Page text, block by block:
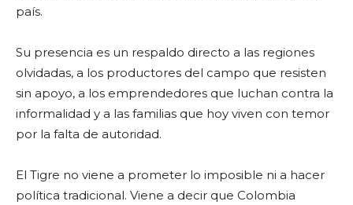
país.
Su presencia es un respaldo directo a las regiones
olvidadas, a los productores del campo que resisten
sin apoyo, a los emprendedores que luchan contra la
informalidad y a las familias que hoy viven con temor
por la falta de autoridad.
El Tigre no viene a prometer lo imposible ni a hacer
política tradicional. Viene a decir que Colombia